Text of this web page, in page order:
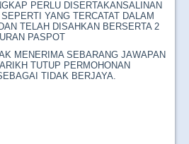
PERLU DISERTAKANSALINAN
YANG TERCATAT DALAM
TELAH DISAHKAN BERSERTA 2
PASPOT
MENERIMA SEBARANG JAWAPAN
TUTUP PERMOHONAN
TIDAK BERJAYA.